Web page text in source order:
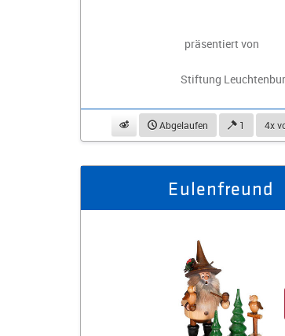
präsentiert von
Stiftung
beobachtenAbgelaufen 1 4x
Eulenfreund